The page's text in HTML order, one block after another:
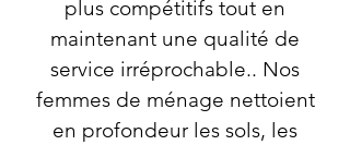
plus compétitifs tout en
maintenant une qualité de
service irréprochable.. Nos
femmes de ménage nettoient
en profondeur les sols, les